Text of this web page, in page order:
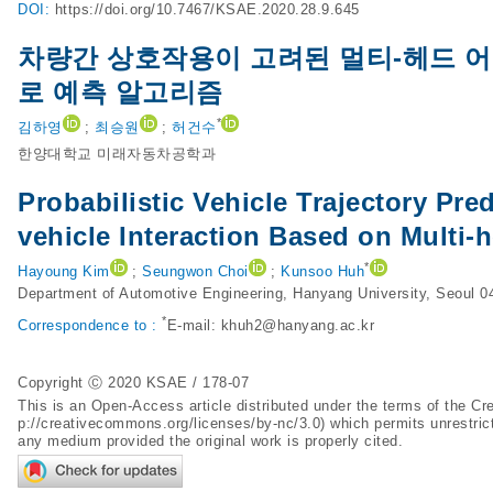
DOI: https://doi.org/10.7467/KSAE.2020.28.9.645
차량간 상호작용이 고려된 멀티-헤드
로 예측 알고리즘
김하영 ; 최승원 ; 허건수*
한양대학교 미래자동차공학과
Probabilistic Vehicle Trajectory
vehicle Interaction Based on Multi-
Hayoung Kim ; Seungwon Choi ; Kunsoo Huh*
Department of Automotive Engineering, Hanyang University, Seoul
Correspondence to : * E-mail: khuh2@hanyang.ac.kr
Copyright Ⓒ 2020 KSAE / 178-07
This is an Open-Access article distributed under the terms of the
p://creativecommons.org/licenses/by-nc/3.0) which permits
any medium provided the original work is properly cited.